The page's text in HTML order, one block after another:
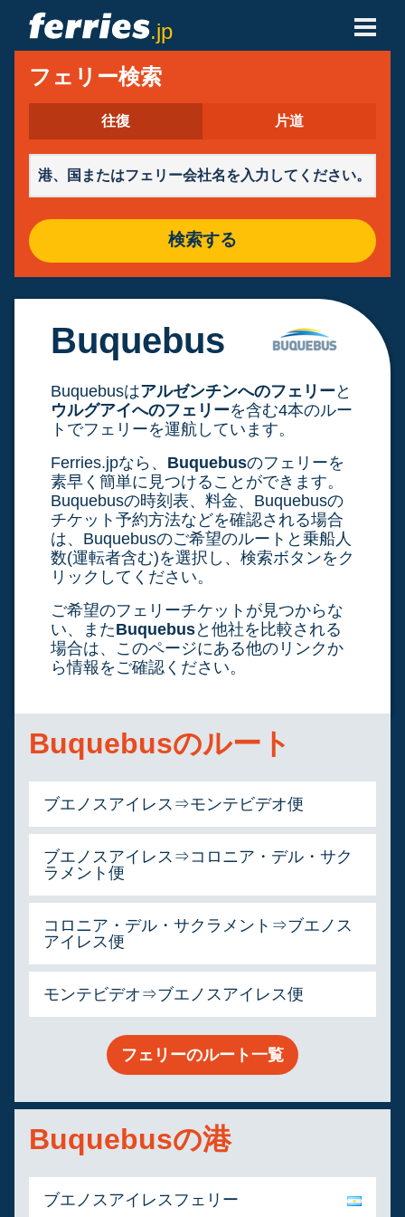
.jp
フェリー会社
フェリーの目的地
フェリールート
予約の管理
フェリー検索
往復 片道
検索する
Buquebus
Buquebusはアルゼンチンへのフェリーと
ウルグアイへのフェリーを含む4本のルー
トでフェリーを運航しています。
Ferries.jpなら、 Buquebusのフェリーを
素早く簡単に見つけることができます。
Buquebusの時刻表、料金、Buquebusの
チケット予約方法などを確認される場合
は、Buquebusのご希望のルートと乗船人
数(運転者含む)を選択し、検索ボタンをク
リックしてください。
ご希望のフェリーチケットが見つからな
い、またBuquebusと他社を比較される
場合は、このページにある他のリンクか
ら情報をご確認ください。
Buquebusのルート
ブエノスアイレス⇒モンテビデオ便
ブエノスアイレス⇒コロニア・デル・サク
ラメント便
コロニア・デル・サクラメント⇒ブエノス
アイレス便
モンテビデオ⇒ブエノスアイレス便
フェリーのルート一覧
Buquebusの港
ブエノスアイレスフェリー